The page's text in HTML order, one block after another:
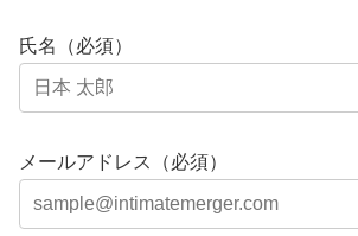
氏名（必須）
メールアドレス（必須）